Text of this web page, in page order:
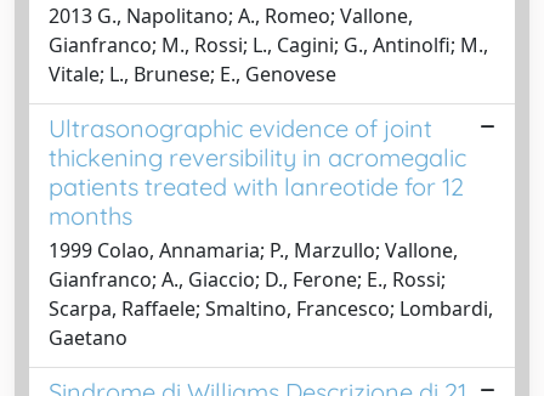
2013 G., Napolitano; A., Romeo; Vallone,
Gianfranco; M., Rossi; L., Cagini; G., Antinolfi; M.,
Vitale; L., Brunese; E., Genovese
Ultrasonographic evidence of joint
thickening reversibility in acromegalic
patients treated with lanreotide for 12
months
1999 Colao, Annamaria; P., Marzullo; Vallone,
Gianfranco; A., Giaccio; D., Ferone; E., Rossi;
Scarpa, Raffaele; Smaltino, Francesco; Lombardi,
Gaetano